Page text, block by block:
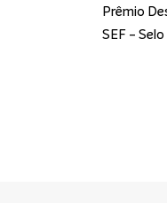
Prêmio
SEF -